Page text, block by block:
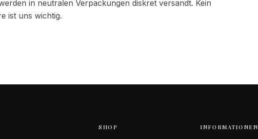
in neutralen Verpackungen diskret versandt. Kein
ist uns wichtig.
SHOP INFORMATIONEN